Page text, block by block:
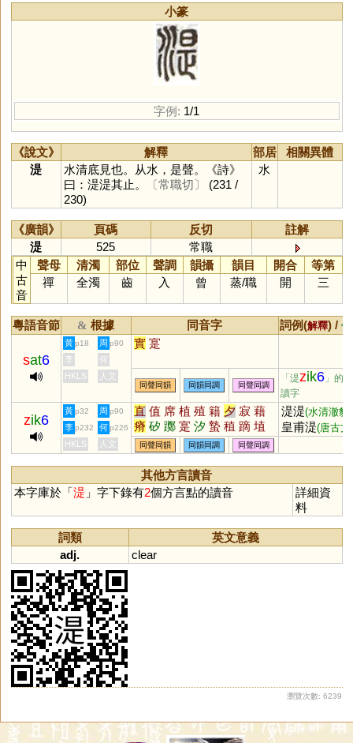
小篆
字例: 1/1
《說文》 解釋 部居
相關異體
湜
水清底見也。从水，是聲。《詩》
曰：湜湜其止。
〔常職切〕
(231 /
230)
水
《廣韻》 頁碼 反切
註解
湜
525
常職
中
古
音
聲母 清濁 部位 聲調 韻攝 韻目 開合
等第
禪
全濁 齒 入 曾 蒸/職 開 三
粵語音節 & 根據 同音字 詞例(解釋) /
sat6
黃 p18 周 p90 實 寔
李
何
HKLS
人文
同聲同韻 同韻同調 同聲同調
「湜zik6 」的異
讀字
zik6
黃 p32 周 p90 直 值 席 植 殖 籍 夕 寂 藉
瘠 矽 躑 寔 汐 蟄 稙 蹢 埴
漃 葃 庴 塉 潪 釸 膌 堲 躤
褯 耤 犆 蓆 穸
湜湜(水清澈貌)
皇甫湜(唐古文
李 p232 何 p226
HKLS 人文 同聲同韻 同韻同調 同聲同調
其他方言讀音
本字庫於「湜 」字下錄有2個方言點的讀音
詳細資
料
詞類
英文意義
adj.
clear
瀏覽次數: 6239